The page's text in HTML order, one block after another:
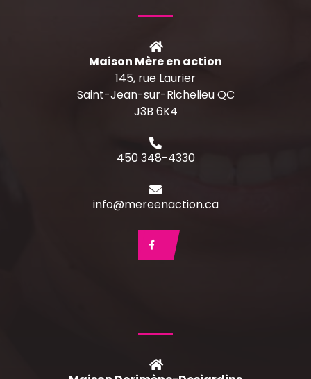
Maison Mère en action
145, rue Laurier
Saint-Jean-sur-Richelieu QC
J3B 6K4
450 348-4330
info@mereenaction.ca